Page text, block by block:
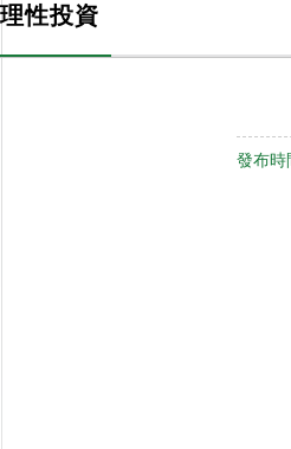
理性投資
發布時